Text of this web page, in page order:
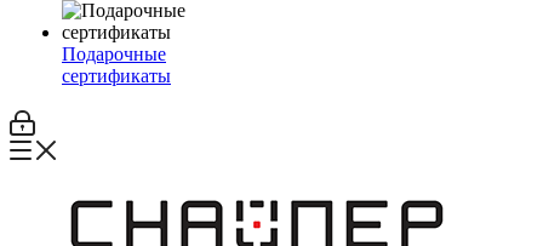
Подарочные
сертификаты